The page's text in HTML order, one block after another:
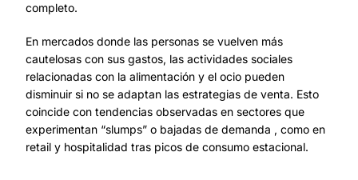
completo.
En mercados donde las personas se vuelven más
cautelosas con sus gastos, las actividades sociales
relacionadas con la alimentación y el ocio pueden
disminuir si no se adaptan las estrategias de venta. Esto
coincide con tendencias observadas en sectores que
experimentan “slumps” o bajadas de demanda , como en
retail y hospitalidad tras picos de consumo estacional.